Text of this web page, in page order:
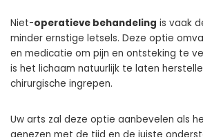
Niet-operatieve behandeling is vaak
minder ernstige letsels. Deze optie
en medicatie om pijn en ontsteking te
is het lichaam natuurlijk te laten
chirurgische ingrepen.
Uw arts zal deze optie aanbevelen als